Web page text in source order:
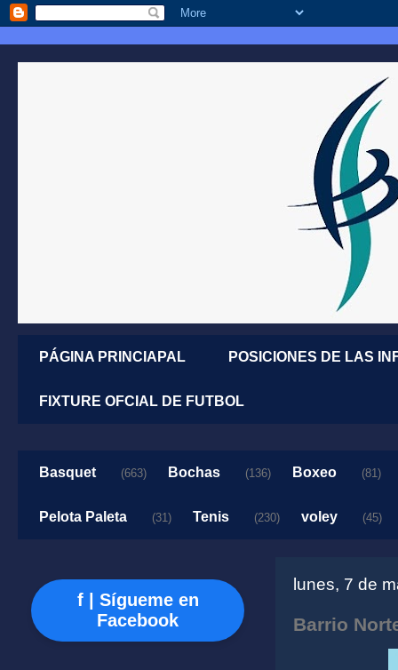
PÁGINA PRINCIAPAL POSICIONES DE LAS
FIXTURE OFCIAL DE FUTBOL
Basquet (663) Bochas (136) Boxeo (81)
Pelota Paleta (31) Tenis (230) voley (45)
lunes, 7 de
Barrio
f | Sígueme en
Facebook